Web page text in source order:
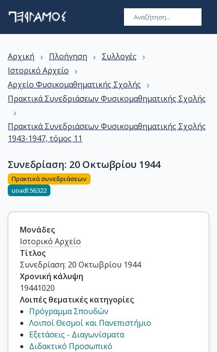
Αρχική › Πλοήγηση › Συλλογές ›
Ιστορικό Αρχείο ›
Αρχείο Φυσικομαθηματικής Σχολής ›
Πρακτικά Συνεδριάσεων Φυσικομαθηματικής Σχολής
›
Πρακτικά Συνεδριάσεων Φυσικομαθηματικής Σχολής
1943-1947, τόμος 11
Συνεδρίαση: 20 Οκτωβρίου 1944
Πρακτικά συνεδριάσεων
uoadl:56322
Μονάδες
Ιστορικό Αρχείο
Τίτλος
Συνεδρίαση: 20 Οκτωβρίου 1944
Χρονική κάλυψη
19441020
Λοιπές θεματικές κατηγορίες
Πρόγραμμα Σπουδών
Λοιποί Θεσμοί και Πανεπιστήμιο
Εξετάσεις - Διαγωνίσματα
Διδακτικό Προσωπικό